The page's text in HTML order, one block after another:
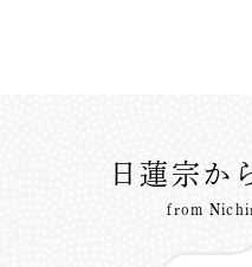
日蓮宗か
from